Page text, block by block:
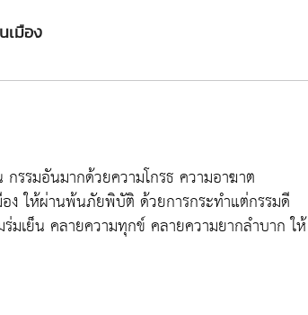
เมือง
กรรมอันมากด้วยความโกรธ ความอาฆาต
ง ให้ผ่านพ้นภัยพิบัติ ด้วยการกระทำแต่กรรมดี
มเย็น คลายความทุกข์ คลายความยากลำบาก ให้